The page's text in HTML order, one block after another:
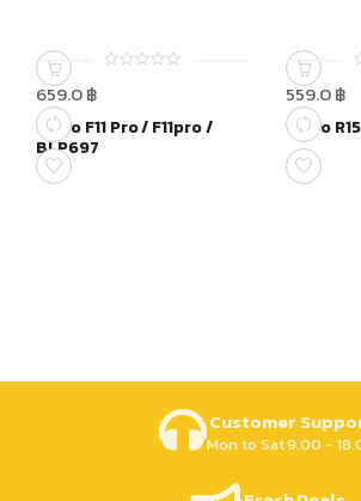
5
659.0฿
Oppo F11 Pro / F11pro /
BLP697
5
559.0฿
Oppo
Customer
Mon to Sat 9.00 -